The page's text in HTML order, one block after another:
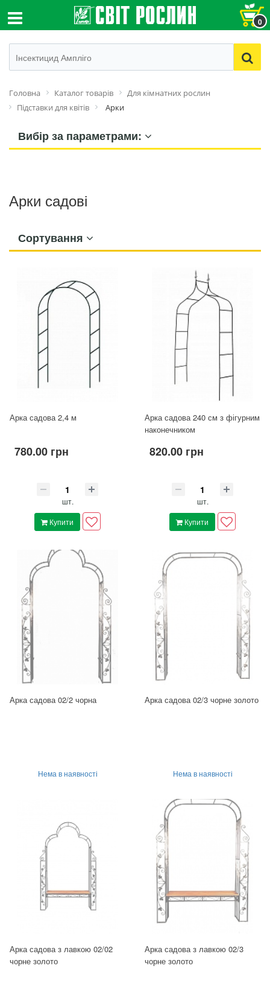
0
Головна Каталог товарів
Для кімнатних рослин
Підставки для квітів
Арки
Вибір за параметрами:
Арки садові
Сортування
Арка садова 2,4 м
780.00 грн
шт.
Купити
Арка садова 240 см з фігурним
наконечником
820.00 грн
шт.
Купити
Арка садова 02/2 чорна
Нема в наявності
Арка садова 02/3 чорне золото
Нема в наявності
Арка садова з лавкою 02/02
чорне золото
Арка садова з лавкою 02/3
чорне золото